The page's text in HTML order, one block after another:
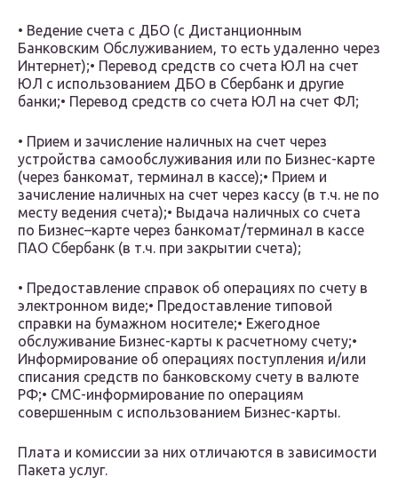
• Ведение счета с ДБО (с Дистанционным
Банковским Обслуживанием, то есть удаленно через
Интернет);• Перевод средств со счета ЮЛ на счет
ЮЛ с использованием ДБО в Сбербанк и другие
банки;• Перевод средств со счета ЮЛ на счет ФЛ;
• Прием и зачисление наличных на счет через
устройства самообслуживания или по Бизнес-карте
(через банкомат, терминал в кассе);• Прием и
зачисление наличных на счет через кассу (в т.ч. не по
месту ведения счета);• Выдача наличных со счета
по Бизнес–карте через банкомат/терминал в кассе
ПАО Сбербанк (в т.ч. при закрытии счета);
• Предоставление справок об операциях по счету в
электронном виде;• Предоставление типовой
справки на бумажном носителе;• Ежегодное
обслуживание Бизнес-карты к расчетному счету;•
Информирование об операциях поступления и/или
списания средств по банковскому счету в валюте
РФ;• СМС-информирование по операциям
совершенным с использованием Бизнес-карты.
Плата и комиссии за них отличаются в зависимости
Пакета услуг.